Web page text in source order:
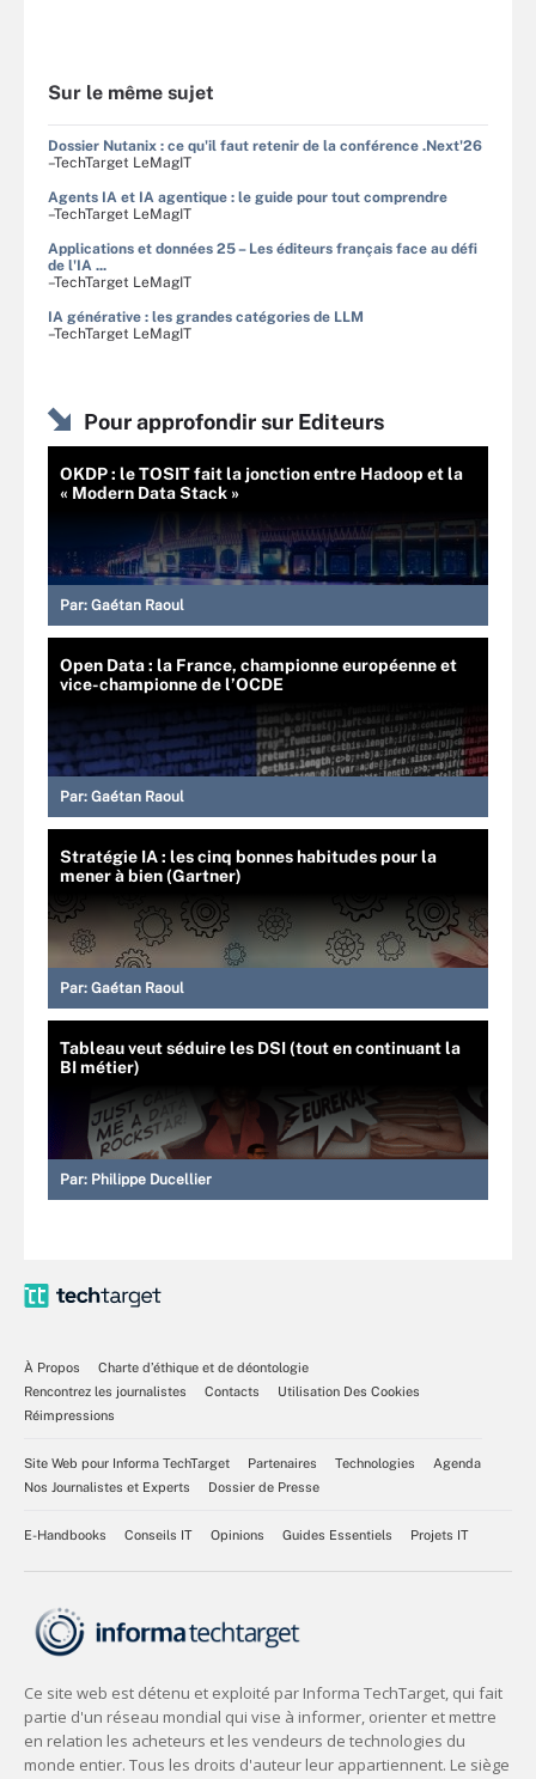
Sur le même sujet
Dossier Nutanix : ce qu'il faut retenir de la conférence .Next'26
–TechTarget LeMagIT
Agents IA et IA agentique : le guide pour tout comprendre
–TechTarget LeMagIT
Applications et données 25 – Les éditeurs français face au défi
de l'IA ...
–TechTarget LeMagIT
IA générative : les grandes catégories de LLM
–TechTarget LeMagIT
Pour approfondir sur Editeurs
OKDP : le TOSIT fait la jonction entre Hadoop et la
« Modern Data Stack »
Par: Gaétan Raoul
Open Data : la France, championne européenne et
vice-championne de l’OCDE
Par: Gaétan Raoul
Stratégie IA : les cinq bonnes habitudes pour la
mener à bien (Gartner)
Par: Gaétan Raoul
Tableau veut séduire les DSI (tout en continuant la
BI métier)
Par: Philippe Ducellier
À Propos
Charte d’éthique et de déontologie
Rencontrez les journalistes
Contacts
Utilisation Des Cookies
Réimpressions
Site Web pour Informa TechTarget Partenaires Technologies
Agenda
Nos Journalistes et Experts
Dossier de Presse
E-Handbooks Conseils IT Opinions Guides Essentiels Projets IT